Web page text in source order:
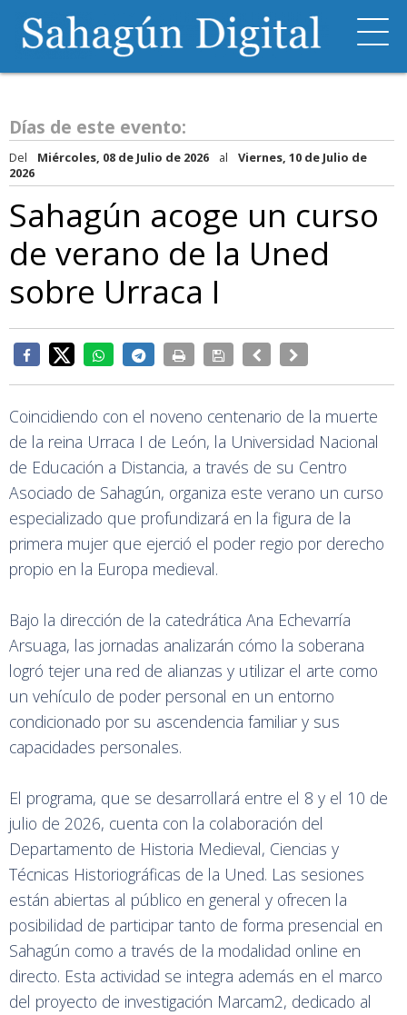
Días de este evento:
Del Miércoles, 08 de Julio de 2026 al
Viernes, 10 de Julio de
2026
Sahagún acoge un curso
de verano de la Uned
sobre Urraca I
Coincidiendo con el noveno centenario de la muerte
de la reina Urraca I de León, la Universidad Nacional
de Educación a Distancia, a través de su Centro
Asociado de Sahagún, organiza este verano un curso
especializado que profundizará en la figura de la
primera mujer que ejerció el poder regio por derecho
propio en la Europa medieval.
Bajo la dirección de la catedrática Ana Echevarría
Arsuaga, las jornadas analizarán cómo la soberana
logró tejer una red de alianzas y utilizar el arte como
un vehículo de poder personal en un entorno
condicionado por su ascendencia familiar y sus
capacidades personales.
El programa, que se desarrollará entre el 8 y el 10 de
julio de 2026, cuenta con la colaboración del
Departamento de Historia Medieval, Ciencias y
Técnicas Historiográficas de la Uned. Las sesiones
están abiertas al público en general y ofrecen la
posibilidad de participar tanto de forma presencial en
Sahagún como a través de la modalidad online en
directo. Esta actividad se integra además en el marco
del proyecto de investigación Marcam2, dedicado al